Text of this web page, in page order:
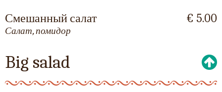
Смешанный салат
Салат, помидор
€ 5.00
Big salad